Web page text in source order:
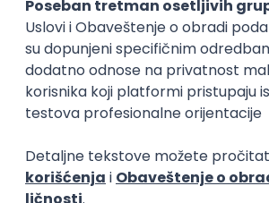
Rad od kuće
14.08.2026
1., 2. i 3. smena
Puno radno vreme
neto: 80.000 - 210.000 RSD (mesečna